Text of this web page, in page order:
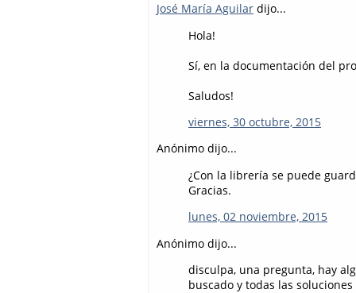
José María Aguilar dijo...
Hola!
Sí, en la documentación del
Saludos!
viernes, 30 octubre, 2015
Anónimo dijo...
¿Con la librería se puede
Gracias.
lunes, 02 noviembre, 2015
Anónimo dijo...
disculpa, una pregunta, hay
buscado y todas las